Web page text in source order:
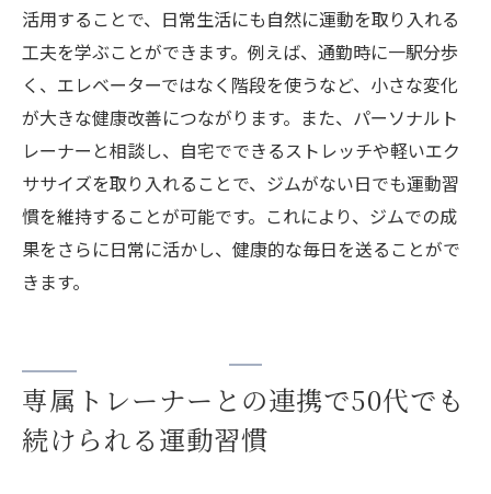
活用することで、日常生活にも自然に運動を取り入れる
工夫を学ぶことができます。例えば、通勤時に一駅分歩
く、エレベーターではなく階段を使うなど、小さな変化
が大きな健康改善につながります。また、パーソナルト
レーナーと相談し、自宅でできるストレッチや軽いエク
ササイズを取り入れることで、ジムがない日でも運動習
慣を維持することが可能です。これにより、ジムでの成
果をさらに日常に活かし、健康的な毎日を送ることがで
きます。
専属トレーナーとの連携で50代でも
続けられる運動習慣